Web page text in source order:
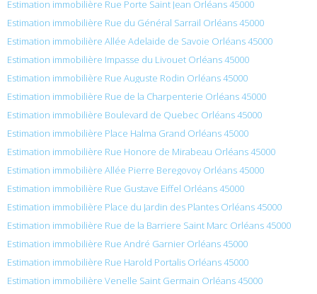
Estimation immobilière Rue Porte Saint Jean Orléans 45000
Estimation immobilière Rue du Général Sarrail Orléans 45000
Estimation immobilière Allée Adelaide de Savoie Orléans 45000
Estimation immobilière Impasse du Livouet Orléans 45000
Estimation immobilière Rue Auguste Rodin Orléans 45000
Estimation immobilière Rue de la Charpenterie Orléans 45000
Estimation immobilière Boulevard de Quebec Orléans 45000
Estimation immobilière Place Halma Grand Orléans 45000
Estimation immobilière Rue Honore de Mirabeau Orléans 45000
Estimation immobilière Allée Pierre Beregovoy Orléans 45000
Estimation immobilière Rue Gustave Eiffel Orléans 45000
Estimation immobilière Place du Jardin des Plantes Orléans 45000
Estimation immobilière Rue de la Barriere Saint Marc Orléans 45000
Estimation immobilière Rue André Garnier Orléans 45000
Estimation immobilière Rue Harold Portalis Orléans 45000
Estimation immobilière Venelle Saint Germain Orléans 45000